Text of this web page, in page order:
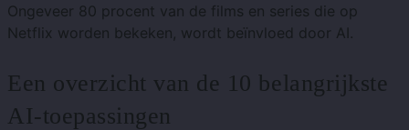
Ongeveer 80 procent van de films en series die op
Netflix worden bekeken, wordt beïnvloed door AI.
Een overzicht van de 10 belangrijkste
AI-toepassingen